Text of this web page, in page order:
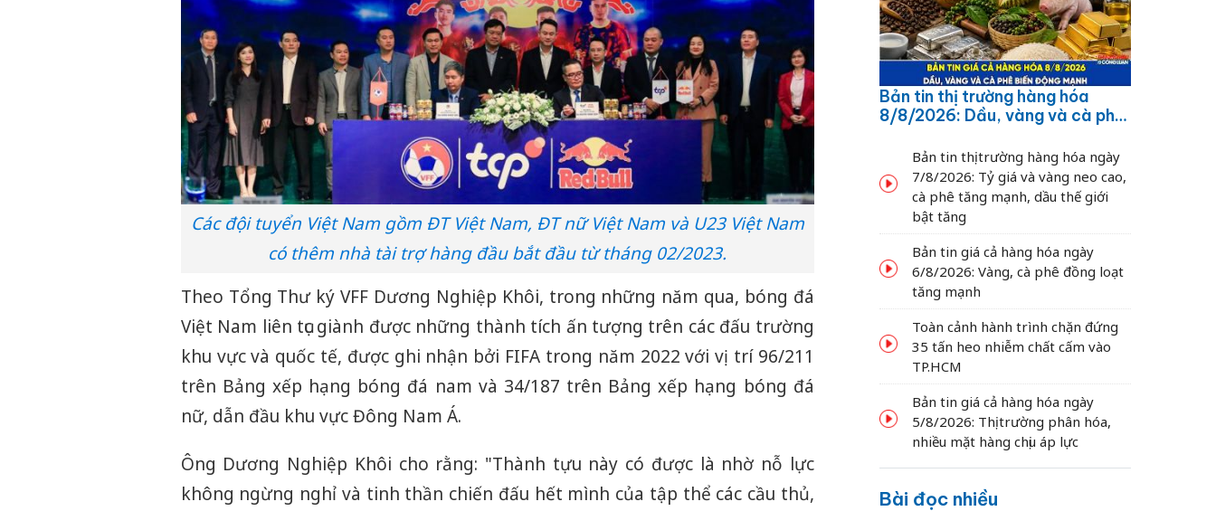
Các đội tuyển Việt Nam gồm ĐT Việt Nam, ĐT nữ Việt Nam và U23 Việt Nam
có thêm nhà tài trợ hàng đầu bắt đầu từ tháng 02/2023.
Theo Tổng Thư ký VFF Dương Nghiệp Khôi, trong những năm qua, bóng đá
Việt Nam liên tục giành được những thành tích ấn tượng trên các đấu trường
khu vực và quốc tế, được ghi nhận bởi FIFA trong năm 2022 với vị trí 96/211
trên Bảng xếp hạng bóng đá nam và 34/187 trên Bảng xếp hạng bóng đá
nữ, dẫn đầu khu vực Đông Nam Á.
Ông Dương Nghiệp Khôi cho rằng: "Thành tựu này có được là nhờ nỗ lực
không ngừng nghỉ và tinh thần chiến đấu hết mình của tập thể các cầu thủ,
Bản tin thị trường hàng hóa
8/8/2026: Dầu, vàng và cà phê
Bản tin thị trường hàng hóa ngày
7/8/2026: Tỷ giá và vàng neo cao,
cà phê tăng mạnh, dầu thế giới
bật tăng
Bản tin giá cả hàng hóa ngày
6/8/2026: Vàng, cà phê đồng loạt
tăng mạnh
Toàn cảnh hành trình chặn đứng
35 tấn heo nhiễm chất cấm vào
TP.HCM
Bản tin giá cả hàng hóa ngày
5/8/2026: Thị trường phân hóa,
nhiều mặt hàng chịu áp lực
Bài đọc nhiều